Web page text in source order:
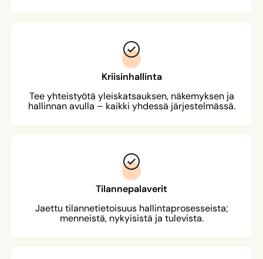
Kriisinhallinta
Tee yhteistyötä yleiskatsauksen, näkemyksen ja
hallinnan avulla – kaikki yhdessä järjestelmässä.
Tilannepalaverit
Jaettu tilannetietoisuus hallintaprosesseista;
menneistä, nykyisistä ja tulevista.